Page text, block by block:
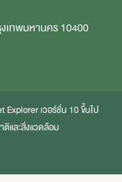
เทพมหานคร 10400
Explorer เวอร์ชั่น 10 ขึ้นไป
และสิ่งแวดล้อม